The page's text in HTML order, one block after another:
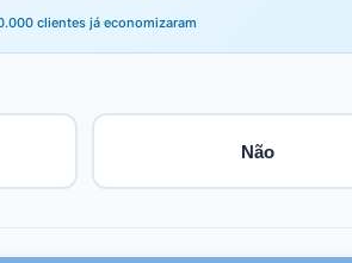
clientes já economizaram
Não